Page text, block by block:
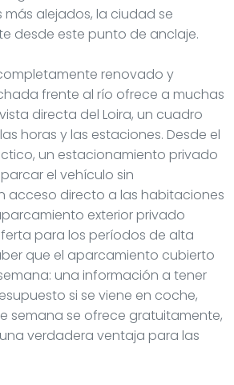
más alejados, la ciudad se
desde este punto de anclaje.
renovado y
frente al río ofrece a muchas
directa del Loira, un cuadro
horas y las estaciones. Desde el
un estacionamiento privado
el vehículo sin
acceso directo a las habitaciones
exterior privado
para los períodos de alta
que el aparcamiento cubierto
una información a tener
si se viene en coche,
semana se ofrece gratuitamente,
verdadera ventaja para las